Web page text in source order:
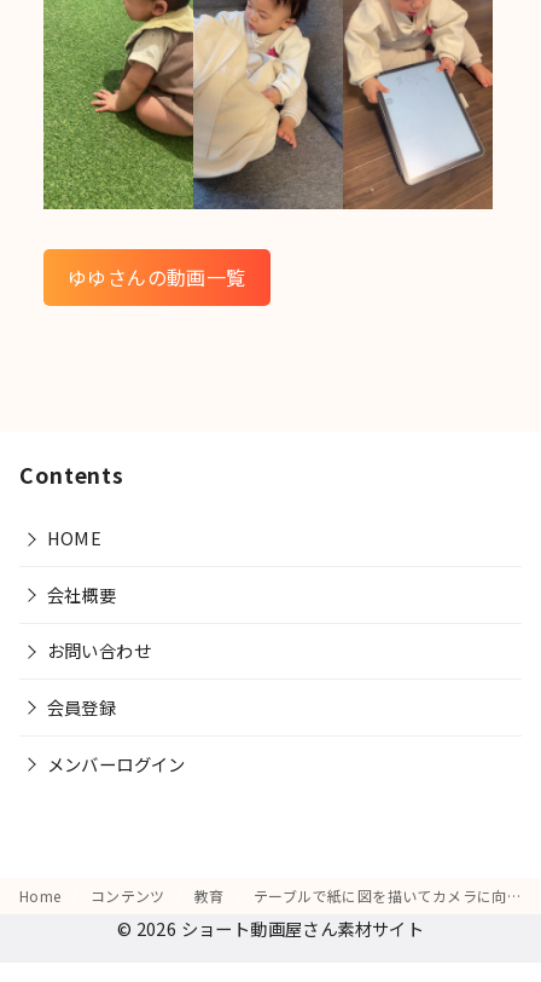
ゆゆさんの動画一覧
Contents
HOME
会社概要
お問い合わせ
会員登録
メンバーログイン
Home コンテンツ 教育 テーブルで紙に図を描いてカメラに向かって話しながら、「これが私の答えです」と説明する様子
© 2026 ショート動画屋さん素材サイト